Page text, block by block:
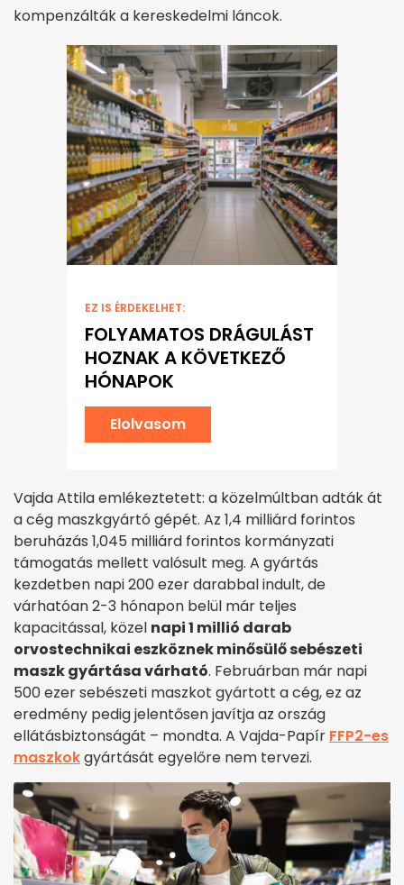
kompenzálták a kereskedelmi láncok.
EZ IS ÉRDEKELHET:
FOLYAMATOS DRÁGULÁST
HOZNAK A KÖVETKEZŐ
HÓNAPOK
Elolvasom
Vajda Attila emlékeztetett: a közelmúltban adták át
a cég maszkgyártó gépét. Az 1,4 milliárd forintos
beruházás 1,045 milliárd forintos kormányzati
támogatás mellett valósult meg. A gyártás
kezdetben napi 200 ezer darabbal indult, de
várhatóan 2-3 hónapon belül már teljes
kapacitással, közel napi 1 millió darab
orvostechnikai eszköznek minősülő sebészeti
maszk gyártása várható. Februárban már napi
500 ezer sebészeti maszkot gyártott a cég, ez az
eredmény pedig jelentősen javítja az ország
ellátásbiztonságát – mondta. A Vajda-Papír FFP2-es
maszkokgyártását egyelőre nem tervezi.